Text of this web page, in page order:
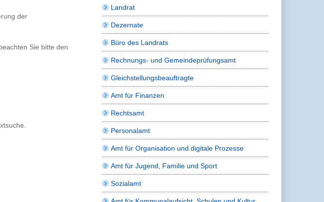
der
Sie bitte den
Landrat
Dezernate
Büro des Landrats
Rechnungs- und Gemeindeprüfungsamt
Gleichstellungsbeauftragte
Amt für Finanzen
Rechtsamt
Personalamt
Amt für Organisation und digitale Prozesse
Amt für Jugend, Familie und Sport
Sozialamt